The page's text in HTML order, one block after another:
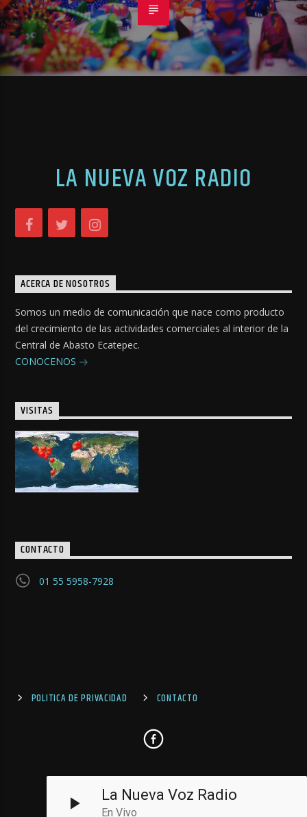
LA NUEVA VOZ RADIO
ACERCA DE NOSOTROS
Somos un medio de comunicación que nace como producto
del crecimiento de las actividades comerciales al interior de la
Central de Abasto Ecatepec.
CONOCENOS
VISITAS
CONTACTO
01 55 5958-7928
POLITICA DE PRIVACIDAD CONTACTO
La Nueva Voz Radio
En Vivo